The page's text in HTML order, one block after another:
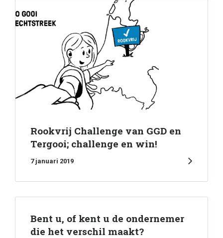
Rookvrij Challenge van GGD en
Tergooi; challenge en win!
7 januari 2019
Bent u, of kent u de ondernemer
die het verschil maakt?